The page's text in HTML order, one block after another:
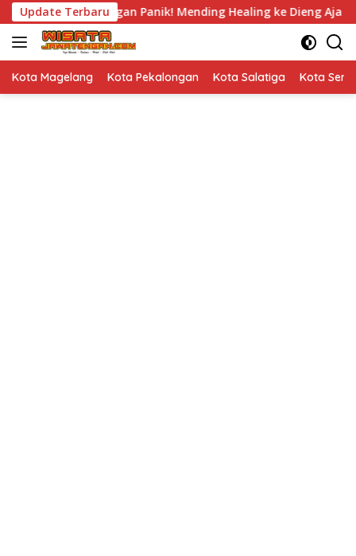
Langsung
ke
konten
Update Terbaru
Demo, Jangan Panik! Mending Healing ke Dieng Aja
Kota Magelang Kota Pekalongan Kota Salatiga Kota